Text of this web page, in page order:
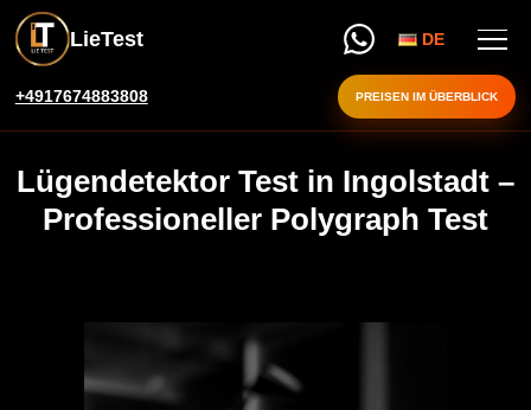
LieTest DE
+4917674883808 PREISEN IM ÜBERBLICK
Lügendetektor Test in Ingolstadt –
Professioneller Polygraph Test